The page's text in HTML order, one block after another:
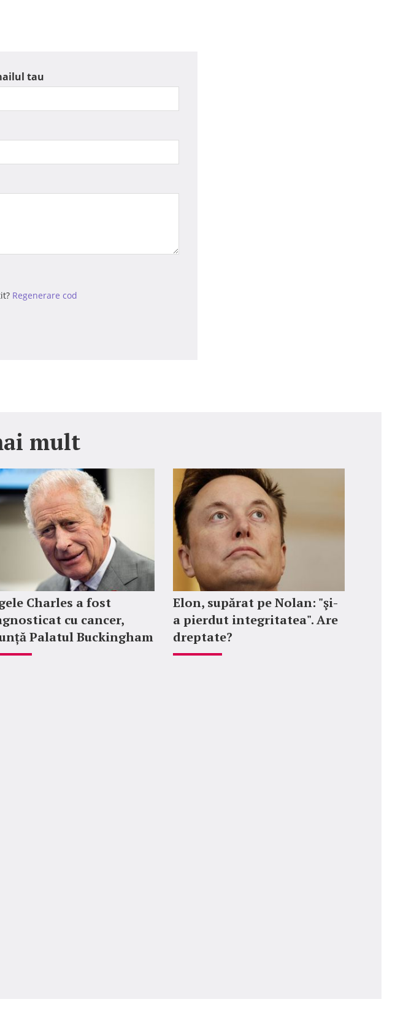
tau
Regenerare cod
mult
Charles a fost
cu cancer,
Palatul Buckingham
Elon, supărat pe Nolan: "şi-
a pierdut integritatea". Are
dreptate?